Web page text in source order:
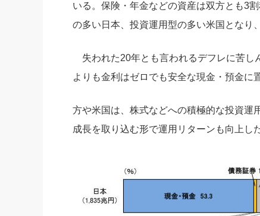
いる。保険・年金などの資産は双方とも3
の多い日本、投資運用型の多い米国となり
失われた20年とも言われるデフレに苦し
よりも金利はゼロでも安全な現金・預金に
方や米国は、株式などへの積極的な投資運
成長を取り込む形で運用リターンも向上し